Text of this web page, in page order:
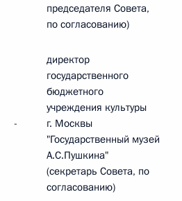
председателя Совета,
по согласованию)
-
директор
государственного
бюджетного
учреждения культуры
г. Москвы
"Государственный музей
А.С.Пушкина"
(секретарь Совета, по
согласованию)